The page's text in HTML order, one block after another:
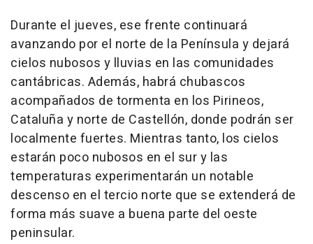
Durante el jueves, ese frente continuará
avanzando por el norte de la Península y dejará
cielos nubosos y lluvias en las comunidades
cantábricas. Además, habrá chubascos
acompañados de tormenta en los Pirineos,
Cataluña y norte de Castellón, donde podrán ser
localmente fuertes. Mientras tanto, los cielos
estarán poco nubosos en el sur y las
temperaturas experimentarán un notable
descenso en el tercio norte que se extenderá de
forma más suave a buena parte del oeste
peninsular.